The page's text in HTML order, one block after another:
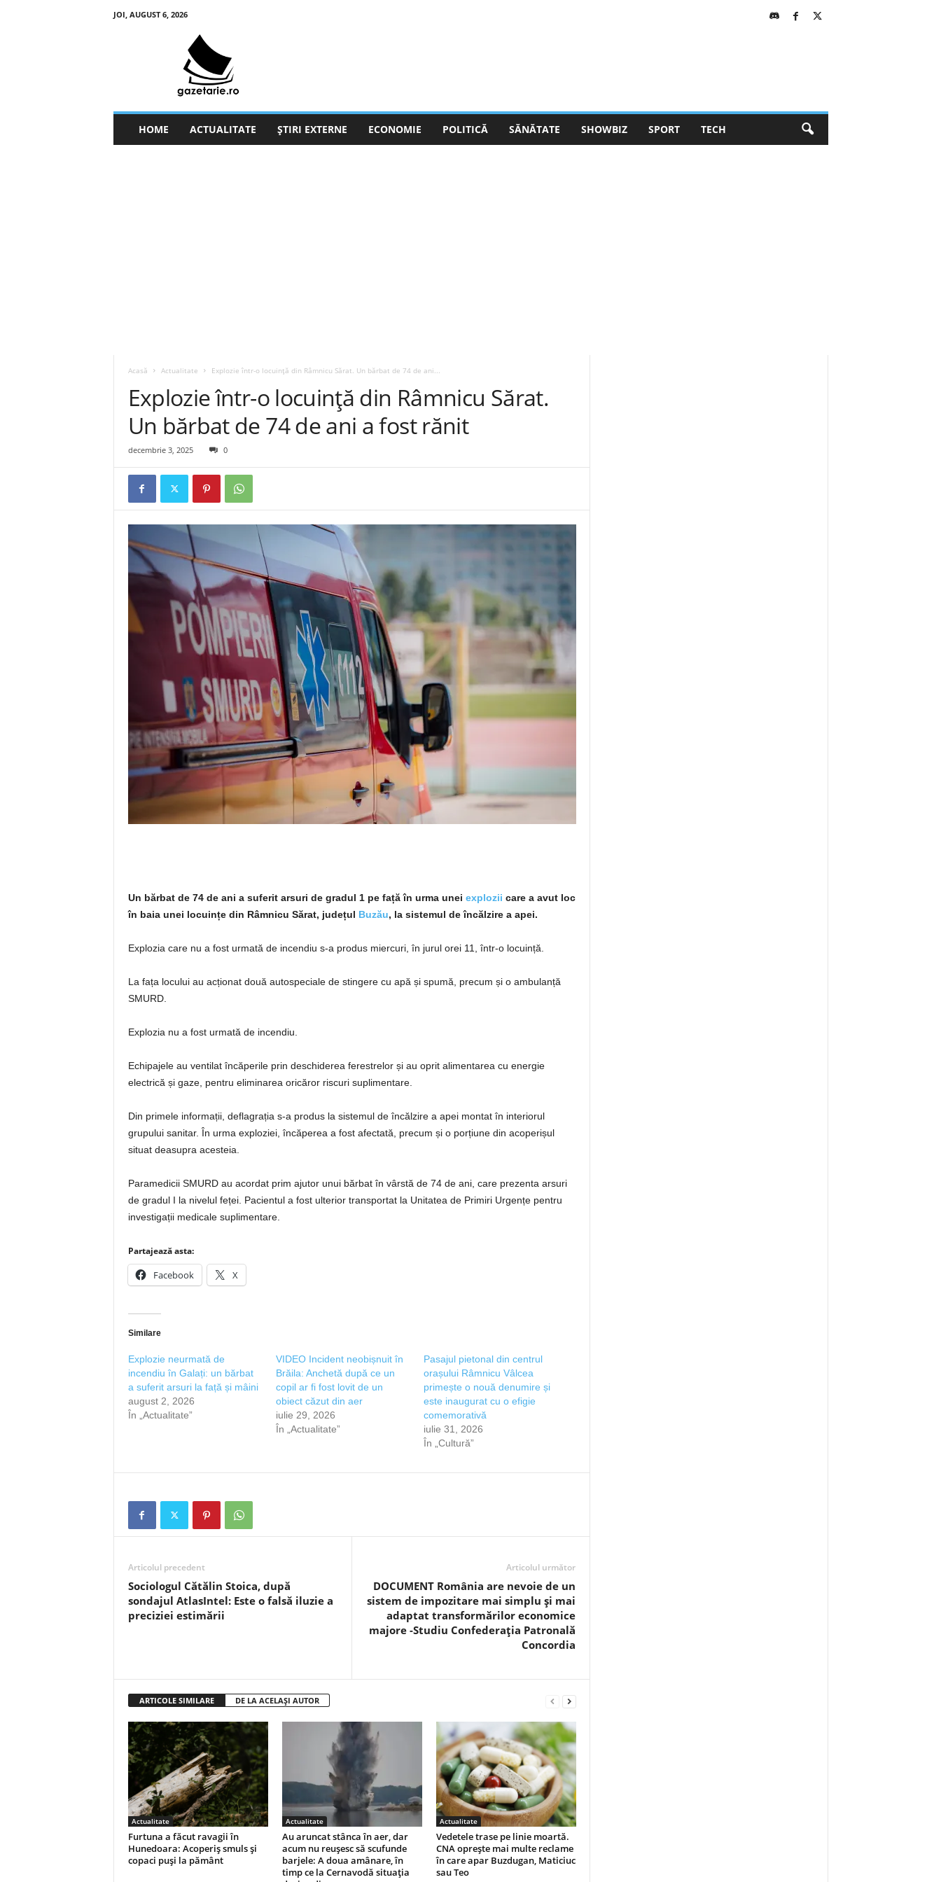
JOI, AUGUST 6, 2026
HOME ACTUALITATE ȘTIRI EXTERNE ECONOMIE POLITICĂ SĂNĂTATE SHOWBIZ SPORT TECH
Acasă Actualitate Explozie într-o locuință din Râmnicu Sărat. Un bărbat de 74 de ani...
Explozie într-o locuință din Râmnicu Sărat.
Un bărbat de 74 de ani a fost rănit
decembrie 3, 2025 0
Un bărbat de 74 de ani a suferit arsuri de gradul 1 pe față în urma unei explozii care a avut loc
în baia unei locuințe din Râmnicu Sărat, județul Buzău, la sistemul de încălzire a apei.
Explozia care nu a fost urmată de incendiu s-a produs miercuri, în jurul orei 11, într-o locuință.
La fața locului au acționat două autospeciale de stingere cu apă și spumă, precum și o ambulanță
SMURD.
Explozia nu a fost urmată de incendiu.
Echipajele au ventilat încăperile prin deschiderea ferestrelor și au oprit alimentarea cu energie
electrică și gaze, pentru eliminarea oricăror riscuri suplimentare.
Din primele informații, deflagrația s-a produs la sistemul de încălzire a apei montat în interiorul
grupului sanitar. În urma exploziei, încăperea a fost afectată, precum și o porțiune din acoperișul
situat deasupra acesteia.
Paramedicii SMURD au acordat prim ajutor unui bărbat în vârstă de 74 de ani, care prezenta arsuri
de gradul I la nivelul feței. Pacientul a fost ulterior transportat la Unitatea de Primiri Urgențe pentru
investigații medicale suplimentare.
Partajează asta:
Facebook X
Similare
Explozie neurmată de
incendiu în Galați: un bărbat
a suferit arsuri la față și mâini
august 2, 2026
În „Actualitate”
VIDEO Incident neobișnuit în
Brăila: Anchetă după ce un
copil ar fi fost lovit de un
obiect căzut din aer
iulie 29, 2026
În „Actualitate”
Pasajul pietonal din centrul
orașului Râmnicu Vâlcea
primește o nouă denumire și
este inaugurat cu o efigie
comemorativă
iulie 31, 2026
În „Cultură”
Articolul precedent
Sociologul Cătălin Stoica, după
sondajul AtlasIntel: Este o falsă iluzie a
preciziei estimării
Articolul următor
DOCUMENT România are nevoie de un
sistem de impozitare mai simplu și mai
adaptat transformărilor economice
majore -Studiu Confederația Patronală
Concordia
ARTICOLE SIMILARE DE LA ACELAȘI AUTOR
Actualitate
Furtuna a făcut ravagii în
Hunedoara: Acoperiș smuls și
copaci puși la pământ
Actualitate
Au aruncat stânca în aer, dar
acum nu reușesc să scufunde
barjele: A doua amânare, în
timp ce la Cernavodă situația
Actualitate
Vedetele trase pe linie moartă.
CNA oprește mai multe reclame
în care apar Buzdugan, Maticiuc
sau Teo